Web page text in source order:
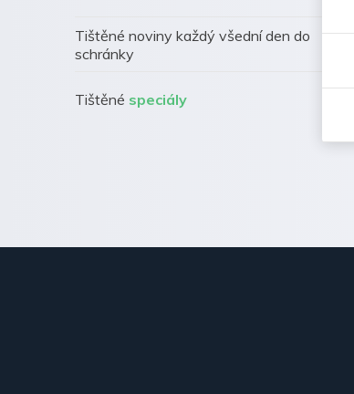
Tištěné noviny každý všední den do
schránky
Tištěné speciály